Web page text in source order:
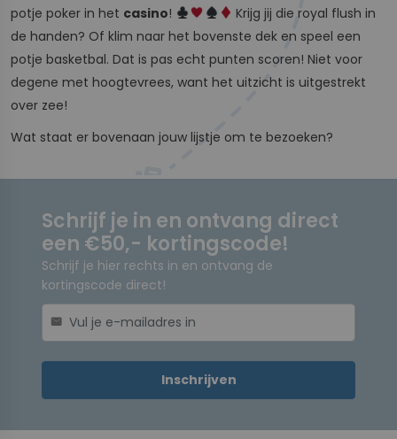
potje poker in het casino!
Krijg jij die royal flush in
de handen? Of klim naar het bovenste dek en speel een
potje basketbal. Dat is pas echt punten scoren! Niet voor
degene met hoogtevrees, want het uitzicht is uitgestrekt
over zee!
Wat staat er bovenaan jouw lijstje om te bezoeken?
Schrijf je in en ontvang direct
een €50,- kortingscode!
Schrijf je hier rechts in en ontvang de
kortingscode direct!
mail
Inschrijven